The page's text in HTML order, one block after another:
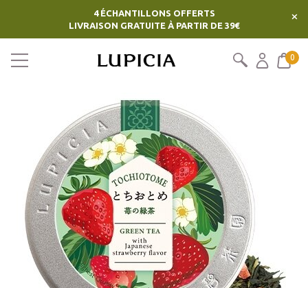
4 ÉCHANTILLONS OFFERTS
LIVRAISON GRATUITE À PARTIR DE 39€
×
0